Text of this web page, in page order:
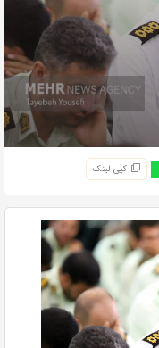
کپی لینک